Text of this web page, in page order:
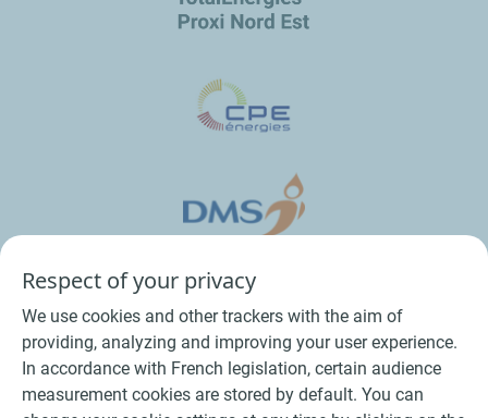
Respect of your privacy
We use cookies and other trackers with the aim of
providing, analyzing and improving your user experience.
In accordance with French legislation, certain audience
measurement cookies are stored by default. You can